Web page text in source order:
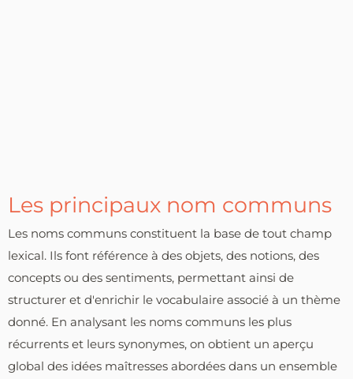
Les principaux nom communs
Les noms communs constituent la base de tout champ
lexical. Ils font référence à des objets, des notions, des
concepts ou des sentiments, permettant ainsi de
structurer et d'enrichir le vocabulaire associé à un thème
donné. En analysant les noms communs les plus
récurrents et leurs synonymes, on obtient un aperçu
global des idées maîtresses abordées dans un ensemble